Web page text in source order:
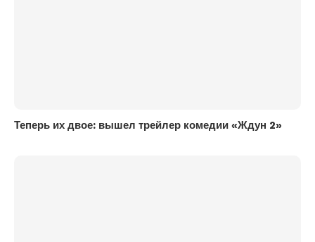
Теперь их двое: вышел трейлер комедии «Ждун 2»